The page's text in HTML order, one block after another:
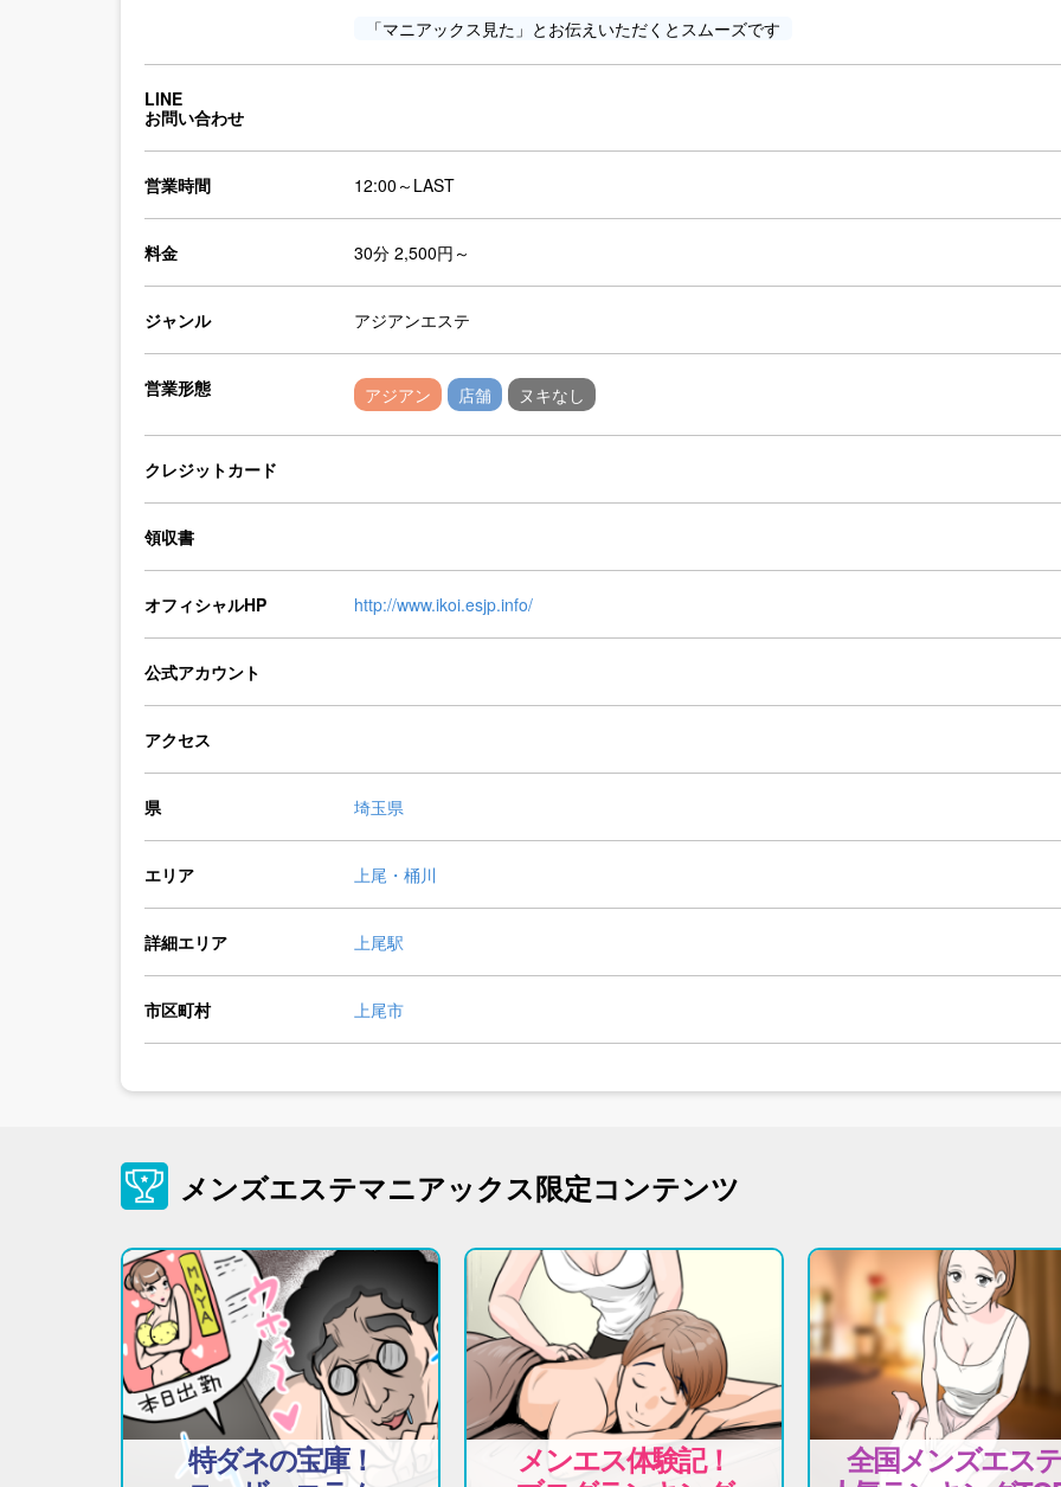
「マニアックス見た」とお伝えいただくとスムーズです
LINE
お問い合わせ
営業時間 12:00～LAST
料金 30分 2,500円～
ジャンル アジアンエステ
営業形態 アジアン 店舗 ヌキなし
クレジットカード
領収書
オフィシャルHP http://www.ikoi.esjp.info/
公式アカウント
アクセス
県 埼玉県
エリア 上尾・桶川
詳細エリア 上尾駅
市区町村 上尾市
メンズエステマニアックス限定コンテンツ
特ダネの宝庫！
メンエス体験記！
全国メンズエス